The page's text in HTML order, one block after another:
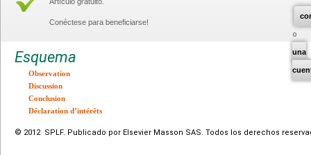
una
Conéctese para beneficiarse!
Esquema
Observation
Discussion
Conclusion
Déclaration d’intérêts
© 2012 SPLF. Publicado por Elsevier Masson SAS. Todos los derechos